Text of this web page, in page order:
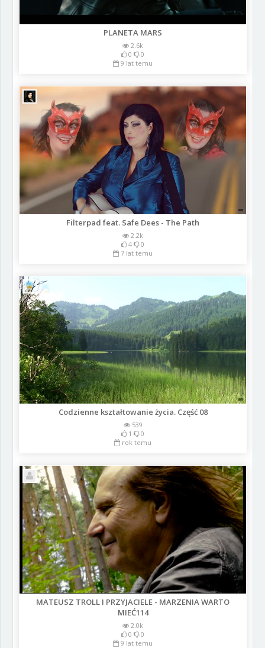
PLANETA MARS
2.6k
0
0
9 lat temu
Filterpad feat. Safe Dees - The Path
2.2k
4
0
7 lat temu
Codzienne kształtowanie życia. Część 08
539
1
0
rok temu
MATEUSZ TROLL I PRZYJACIELE - MARZENIA WARTO
MIEĆ114
2.0k
0
0
9 lat temu